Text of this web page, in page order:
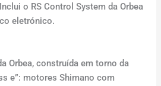
o RS Control System da Orbea
eletrónico.
Orbea, construída em torno da
e”: motores Shimano com